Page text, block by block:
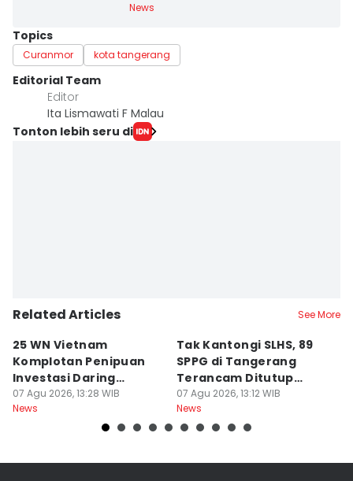
News
Topics
Curanmor kota tangerang
Editorial Team
Editor
Ita Lismawati F Malau
Tonton lebih seru di
Related Articles See More
25 WN Vietnam
Komplotan Penipuan
Investasi Daring
Dideportasi
07 Agu 2026, 13:28 WIB
News
Tak Kantongi SLHS, 89
SPPG di Tangerang
Terancam Ditutup
Permanen
07 Agu 2026, 13:12 WIB
News